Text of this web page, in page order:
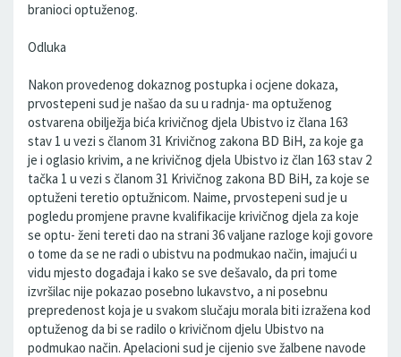
branioci optuženog.
Odluka
Nakon provedenog dokaznog postupka i ocjene dokaza,
prvostepeni sud je našao da su u radnja- ma optuženog
ostvarena obilježja bića krivičnog djela Ubistvo iz člana 163
stav 1 u vezi s članom 31 Krivičnog zakona BD BiH, za koje ga
je i oglasio krivim, a ne krivičnog djela Ubistvo iz član 163 stav 2
tačka 1 u vezi s članom 31 Krivičnog zakona BD BiH, za koje se
optuženi teretio optužnicom. Naime, prvostepeni sud je u
pogledu promjene pravne kvalifikacije krivičnog djela za koje
se optu- ženi tereti dao na strani 36 valjane razloge koji govore
o tome da se ne radi o ubistvu na podmukao način, imajući u
vidu mjesto događaja i kako se sve dešavalo, da pri tome
izvršilac nije pokazao posebno lukavstvo, a ni posebnu
prepredenost koja je u svakom slučaju morala biti izražena kod
optuženog da bi se radilo o krivičnom djelu Ubistvo na
podmukao način. Apelacioni sud je cijenio sve žalbene navode